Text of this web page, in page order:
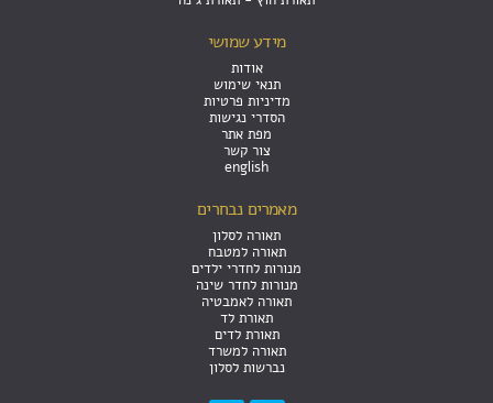
מידע שמושי
אודות
תנאי שימוש
מדיניות פרטיות
הסדרי נגישות
מפת אתר
צור קשר
english
מאמרים נבחרים
תאורה לסלון
תאורה למטבח
מנורות לחדרי ילדים
מנורות לחדר שינה
תאורה לאמבטיה
תאורת לד
תאורת לדים
תאורה למשרד
נברשות לסלון